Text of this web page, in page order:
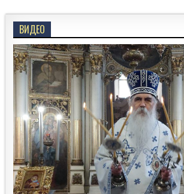
ВИДЕО